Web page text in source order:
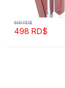
498 RD$
600RD$